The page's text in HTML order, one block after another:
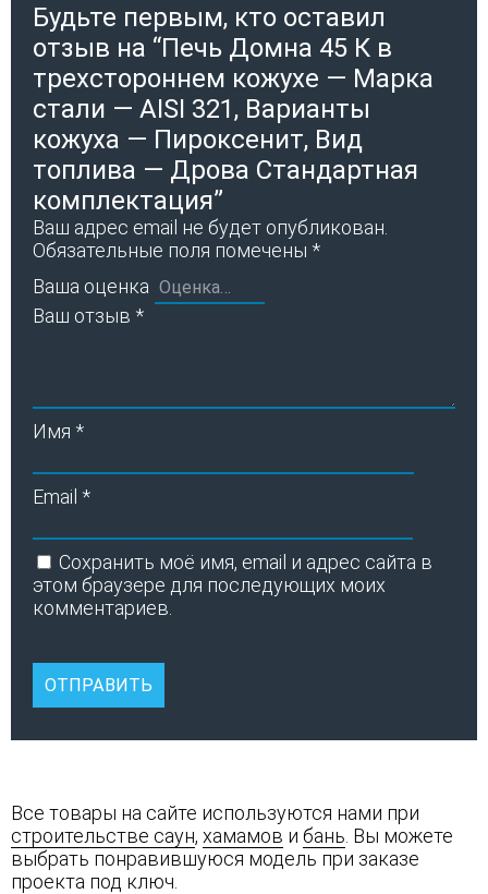
Будьте первым, кто оставил
отзыв на “Печь Домна 45 К в
трехстороннем кожухе — Марка
стали — AISI 321, Варианты
кожуха — Пироксенит, Вид
топлива — Дрова Стандартная
комплектация”
Ваш адрес email не будет опубликован.
Обязательные поля помечены *
Ваша оценка
Ваш отзыв *
Имя *
Email *
Сохранить моё имя, email и адрес сайта в
этом браузере для последующих моих
комментариев.
Все товары на сайте используются нами при
строительстве саун, хамамов и бань . Вы можете
выбрать понравившуюся модель при заказе
проекта под ключ.